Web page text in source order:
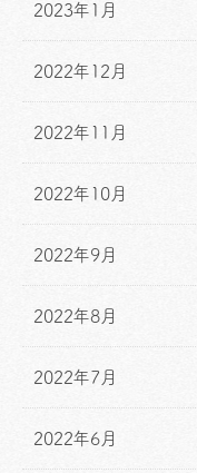
2023年1月
2022年12月
2022年11月
2022年10月
2022年9月
2022年8月
2022年7月
2022年6月